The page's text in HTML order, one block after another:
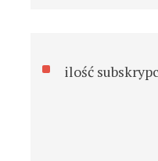
ilość